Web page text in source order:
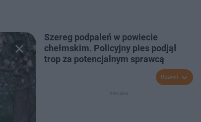
Szereg podpaleń w powiecie
chełmskim. Policyjny pies podjął
trop za potencjalnym sprawcą
Rozwiń